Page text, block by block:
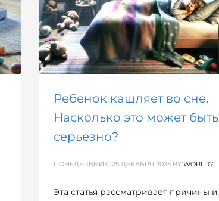
Ребенок кашляет во сне.
Насколько это может быть
серьезно?
ПОНЕДЕЛЬНИК, 25 ДЕКАБРЯ 2023 BY WORLD7
Эта статья рассматривает причины и